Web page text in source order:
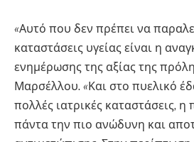
«Αυτό που δεν πρέπει να
καταστάσεις υγείας είναι η
ενημέρωσης της αξίας της
Μαρσέλλου. «Και στο πυελικό
πολλές ιατρικές καταστάσεις,
πάντα την πιο ανώδυνη και